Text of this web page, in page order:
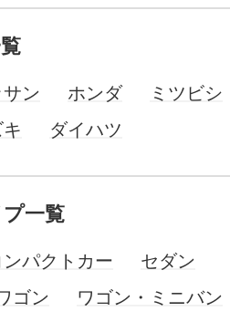
ン ホンダ
ミツビシ
ダイハツ
一覧
ンパクトカー
セダン
ゴン
ワゴン・ミニバン